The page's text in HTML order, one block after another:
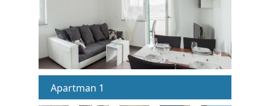
Ismerkedjen meg Horvátországgal
múzeumok
Apartman 1